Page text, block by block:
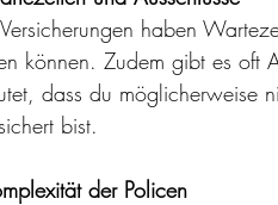
haben
können. Zudem gibt es oft
dass du möglicherweise
bist.
der Policen